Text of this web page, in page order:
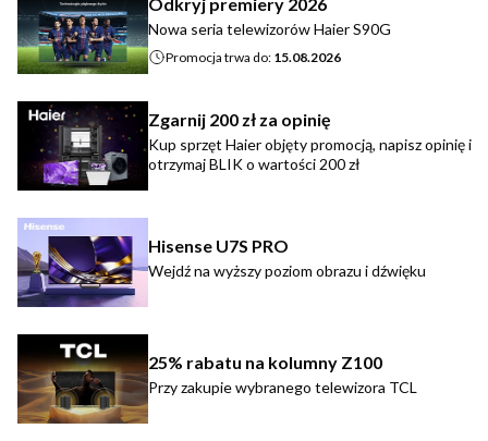
Nowa seria telewizorów Haier S90G
Promocja trwa do: 15.08.2026
Zgarnij 200 zł za opinię
Kup sprzęt Haier objęty promocją, napisz opinię i
otrzymaj BLIK o wartości 200 zł
Hisense U7S PRO
Wejdź na wyższy poziom obrazu i dźwięku
25% rabatu na kolumny Z100
Przy zakupie wybranego telewizora TCL